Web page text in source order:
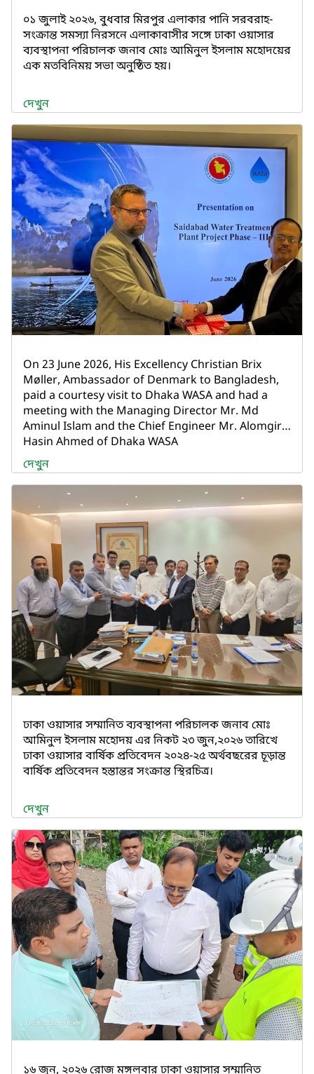
০১ জুলাই ২০২৬, বুধবার মিরপুর এলাকার পানি সরবরাহ-
সংক্রান্ত সমস্যা নিরসনে এলাকাবাসীর সঙ্গে ঢাকা ওয়াসার
ব্যবস্থাপনা পরিচালক জনাব মোঃ আমিনুল ইসলাম মহোদয়ের
এক মতবিনিময় সভা অনুষ্ঠিত হয়।
দেখুন
On 23 June 2026, His Excellency Christian Brix
Møller, Ambassador of Denmark to Bangladesh,
paid a courtesy visit to Dhaka WASA and had a
meeting with the Managing Director Mr. Md
Aminul Islam and the Chief Engineer Mr. Alomgir
Hasin Ahmed of Dhaka WASA
দেখুন
ঢাকা ওয়াসার সম্মানিত ব্যবস্থাপনা পরিচালক জনাব মোঃ
আমিনুল ইসলাম মহোদয় এর নিকট ২৩ জুন,২০২৬ তারিখে
ঢাকা ওয়াসার বার্ষিক প্রতিবেদন ২০২৪-২৫ অর্থবছরের চূড়ান্ত
বার্ষিক প্রতিবেদন হস্তান্তর সংক্রান্ত স্থিরচিত্র।
দেখুন
১৬ জুন, ২০২৬ রোজ মঙ্গলবার ঢাকা ওয়াসার সম্মানিত